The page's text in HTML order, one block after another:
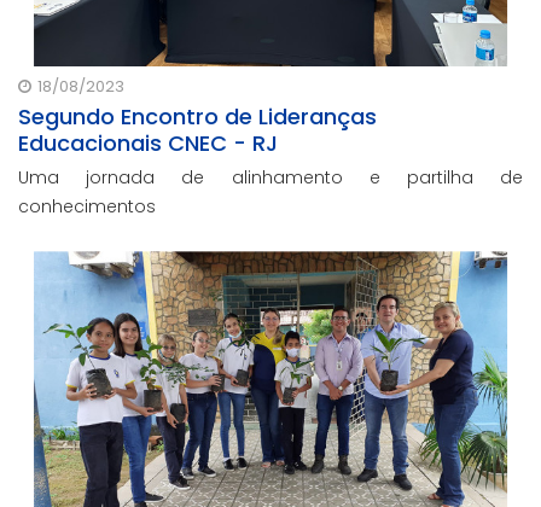
18/08/2023
Segundo Encontro de Lideranças
Educacionais CNEC - RJ
Uma jornada de alinhamento e partilha de
conhecimentos